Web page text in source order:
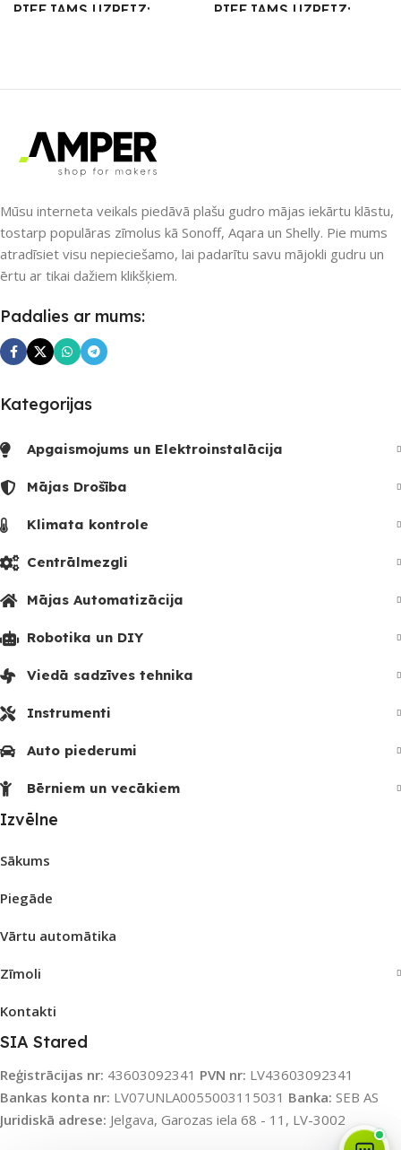
PIEEJAMS UZREIZ PIEEJAMS UZREIZ
Mūsu interneta veikals piedāvā plašu gudro mājas iekārtu klāstu,
tostarp populāras zīmolus kā Sonoff, Aqara un Shelly. Pie mums
atradīsiet visu nepieciešamo, lai padarītu savu mājokli gudru un
ērtu ar tikai dažiem klikšķiem.
Padalies ar mums:
Kategorijas
Apgaismojums un Elektroinstalācija
Mājas Drošība
Klimata kontrole
Centrālmezgli
Mājas Automatizācija
Robotika un DIY
Viedā sadzīves tehnika
Instrumenti
Auto piederumi
Bērniem un vecākiem
Izvēlne
Sākums
Piegāde
Vārtu automātika
Zīmoli
Kontakti
SIA Stared
Reģistrācijas nr: 43603092341 PVN nr: LV43603092341
Bankas konta nr: LV07UNLA0055003115031 Banka: SEB AS
Juridiskā adrese: Jelgava, Garozas iela 68 - 11, LV-3002